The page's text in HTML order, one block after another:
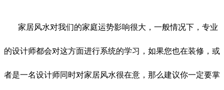
家居风水对我们的家庭运势影响很大，一般情况下，专业
的设计师都会对这方面进行系统的学习，如果您也在装修，或
者是一名设计师同时对家居风水很在意，那么建议你一定要掌